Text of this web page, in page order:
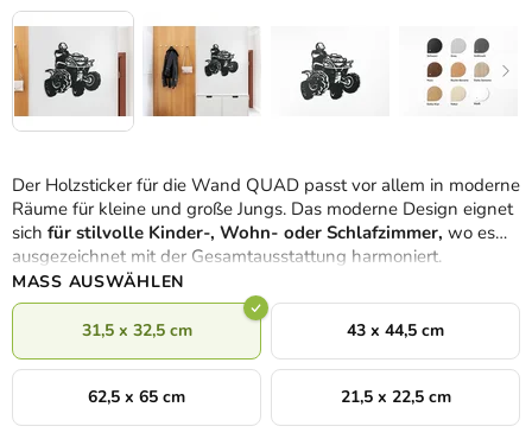
Der Holzsticker für die Wand QUAD passt vor allem in moderne
Räume für kleine und große Jungs. Das moderne Design eignet
sich für stilvolle Kinder-, Wohn- oder Schlafzimmer, wo es
ausgezeichnet mit der Gesamtausstattung harmoniert.
MASS AUSWÄHLEN
31,5 x 32,5 cm 43 x 44,5 cm
62,5 x 65 cm 21,5 x 22,5 cm